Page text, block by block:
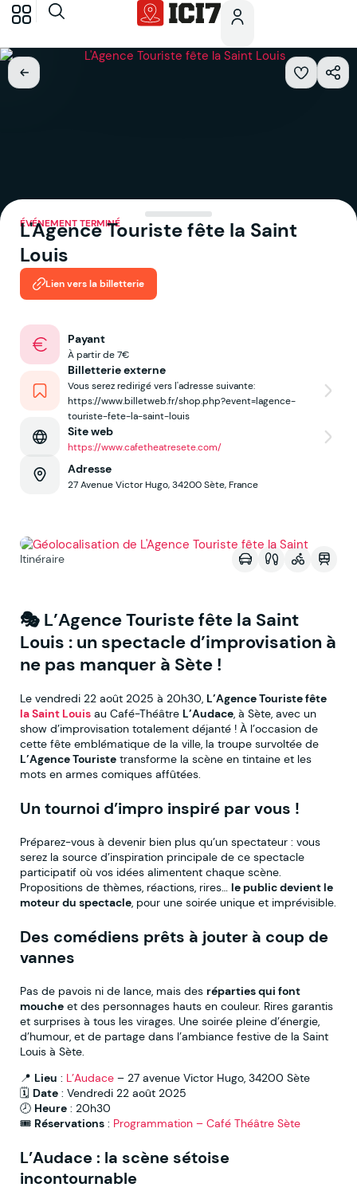
ÉVÉNEMENT TERMINÉ
L'Agence Touriste fête la Saint
Louis
Payant
À partir de 7€
Billetterie externe
Vous serez redirigé vers l'adresse suivante:
https://www.billetweb.fr/shop.php?event=lagence-
touriste-fete-la-saint-louis
Site web
https://www.cafetheatresete.com/
Adresse
27 Avenue Victor Hugo, 34200 Sète, France
Itinéraire
🎭 L’Agence Touriste fête la Saint
Louis : un spectacle d’improvisation à
ne pas manquer à Sète !
Le vendredi 22 août 2025 à 20h30, L’Agence Touriste fête
la Saint Louis au Café-Théâtre L’Audace , à Sète, avec un
show d’improvisation totalement déjanté ! À l’occasion de
cette fête emblématique de la ville, la troupe survoltée de
L’Agence Touriste transforme la scène en tintaine et les
mots en armes comiques affûtées.
Un tournoi d’impro inspiré par vous !
Préparez-vous à devenir bien plus qu’un spectateur : vous
serez la source d’inspiration principale de ce spectacle
participatif où vos idées alimentent chaque scène.
Propositions de thèmes, réactions, rires… le public devient le
moteur du spectacle , pour une soirée unique et imprévisible.
Des comédiens prêts à jouter à coup de
vannes
Pas de pavois ni de lance, mais des réparties qui font
mouche et des personnages hauts en couleur. Rires garantis
et surprises à tous les virages. Une soirée pleine d’énergie,
d’humour, et de partage dans l’ambiance festive de la Saint
Louis à Sète.
📍 Lieu : L’Audace – 27 avenue Victor Hugo, 34200 Sète
🗓 Date : Vendredi 22 août 2025
🕗 Heure : 20h30
🎟 Réservations : Programmation – Café Théâtre Sète
L’Audace : la scène sétoise
incontournable
Lien vers la billetterie